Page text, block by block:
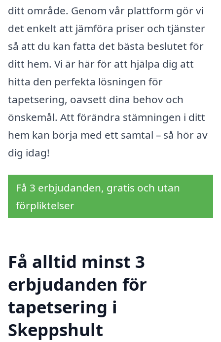
ditt område. Genom vår plattform gör vi
det enkelt att jämföra priser och tjänster
så att du kan fatta det bästa beslutet för
ditt hem. Vi är här för att hjälpa dig att
hitta den perfekta lösningen för
tapetsering, oavsett dina behov och
önskemål. Att förändra stämningen i ditt
hem kan börja med ett samtal – så hör av
dig idag!
Få 3 erbjudanden, gratis och utan
förpliktelser
Få alltid minst 3
erbjudanden för
tapetsering i
Skeppshult